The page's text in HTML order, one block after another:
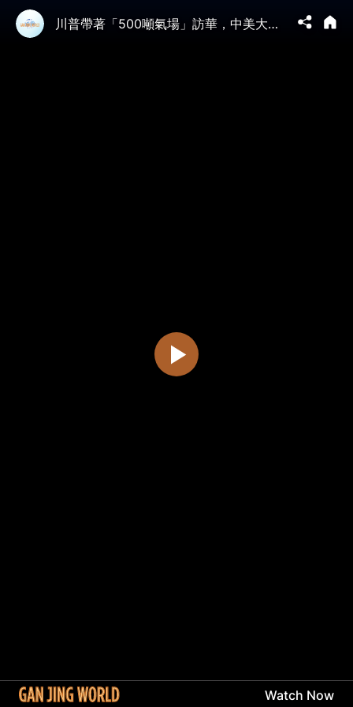
川普帶著「500噸氣場」訪華，中美大交易時代結束了？會怎樣談台灣？（文昭談古論今1704）
Watch Now